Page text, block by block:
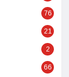
76
21
2
66